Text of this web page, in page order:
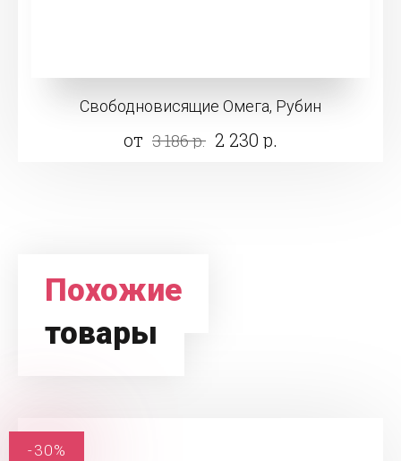
Свободновисящие Омега, Рубин
от 3 186 р. 2 230 р.
Похожие
товары
-30%